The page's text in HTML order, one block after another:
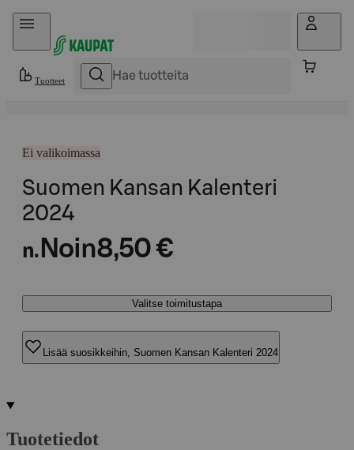
Hyppää sisältöön
Tuotteet
Ei valikoimassa
Suomen Kansan Kalenteri
2024
n. Noin8,50 €
Valitse toimitustapa
Lisää suosikkeihin, Suomen Kansan Kalenteri 2024
Tuotetiedot